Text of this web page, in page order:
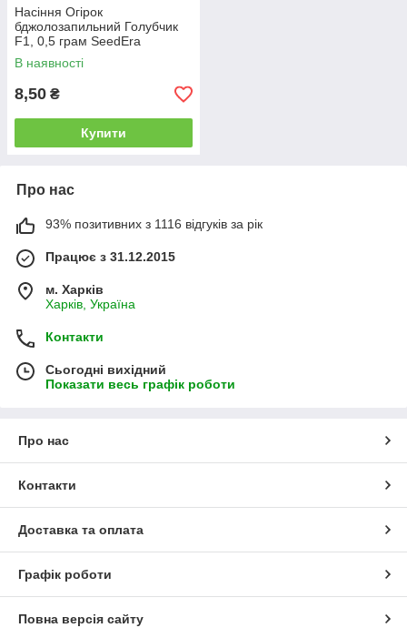
Насіння Огірок
бджолозапильний Голубчик
F1, 0,5 грам SeedEra
В наявності
8,50 ₴
Купити
Про нас
93% позитивних з 1116 відгуків за рік
Працює з 31.12.2015
м. Харків
Харків, Україна
Контакти
Сьогодні вихідний
Показати весь графік роботи
Про нас
Контакти
Доставка та оплата
Графік роботи
Повна версія сайту